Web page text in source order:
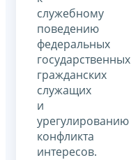
служебному
поведению
федеральных
государственных
гражданских
служащих
и
урегулированию
конфликта
интересов.